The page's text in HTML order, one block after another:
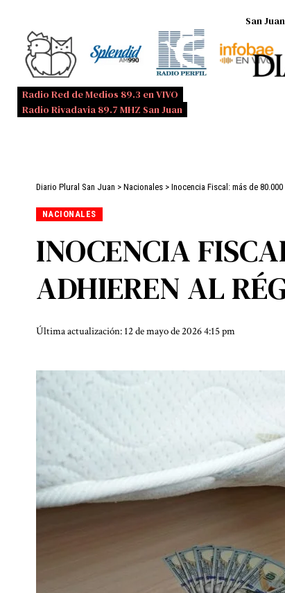
Radio Red de Medios 89.3 en VIVO
Radio Rivadavia 89.7 MHZ San Juan
San Juan
Diario Plural San Juan > Nacionales > Inocencia Fiscal: más de
NACIONALES
INOCENCIA
ADHIEREN AL
Última actualización: 12 de mayo de 2026 4:15 pm